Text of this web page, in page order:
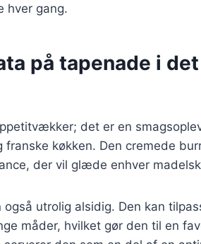
hver gang.
på tapenade i det
det er en
køkken. Den cremede
der vil glæde enhver
utrolig alsidig. Den kan
måder, hvilket gør den til en